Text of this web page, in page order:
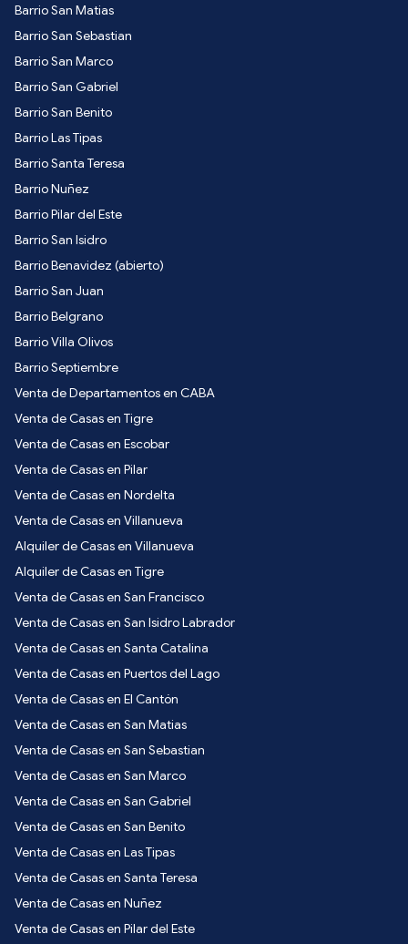
Barrio San Matias
Barrio San Sebastian
Barrio San Marco
Barrio San Gabriel
Barrio San Benito
Barrio Las Tipas
Barrio Santa Teresa
Barrio Nuñez
Barrio Pilar del Este
Barrio San Isidro
Barrio Benavidez (abierto)
Barrio San Juan
Barrio Belgrano
Barrio Villa Olivos
Barrio Septiembre
Venta de Departamentos en CABA
Venta de Casas en Tigre
Venta de Casas en Escobar
Venta de Casas en Pilar
Venta de Casas en Nordelta
Venta de Casas en Villanueva
Alquiler de Casas en Villanueva
Alquiler de Casas en Tigre
Venta de Casas en San Francisco
Venta de Casas en San Isidro Labrador
Venta de Casas en Santa Catalina
Venta de Casas en Puertos del Lago
Venta de Casas en El Cantón
Venta de Casas en San Matias
Venta de Casas en San Sebastian
Venta de Casas en San Marco
Venta de Casas en San Gabriel
Venta de Casas en San Benito
Venta de Casas en Las Tipas
Venta de Casas en Santa Teresa
Venta de Casas en Nuñez
Venta de Casas en Pilar del Este